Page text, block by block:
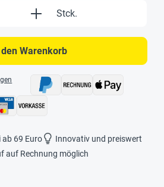
Gib den gewünschten
Stck.
Warenkorb
69 Euro
Innovativ und preiswert
auf Rechnung möglich